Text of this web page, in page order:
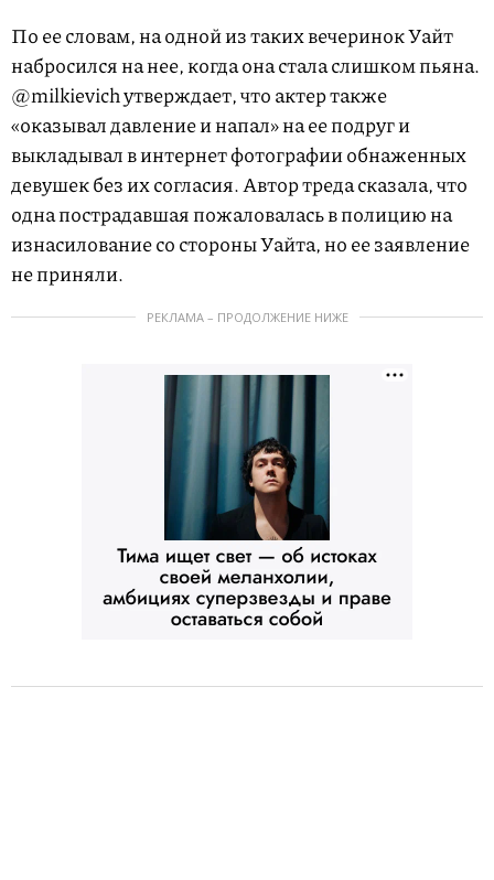
По ее словам, на одной из таких вечеринок Уайт
набросился на нее, когда она стала слишком пьяна.
@milkievich утверждает, что актер также
«оказывал давление и напал» на ее подруг и
выкладывал в интернет фотографии обнаженных
девушек без их согласия. Автор треда сказала, что
одна пострадавшая пожаловалась в полицию на
изнасилование со стороны Уайта, но ее заявление
не приняли.
РЕКЛАМА – ПРОДОЛЖЕНИЕ НИЖЕ